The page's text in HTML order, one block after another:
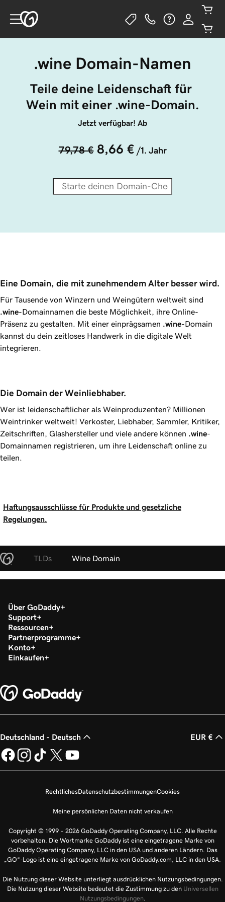
.wine Domain-Namen
Teile deine Leidenschaft für
Wein mit einer .wine-Domain.
Jetzt verfügbar! Ab
79,78 € 8,66 € /1. Jahr
Eine Domain, die mit zunehmendem Alter besser wird.
Für Tausende von Winzern und Weingütern weltweit sind
.wine-Domainnamen die beste Möglichkeit, ihre Online-
Präsenz zu gestalten. Mit einer einprägsamen .wine-Domain
kannst du dein zeitloses Handwerk in die digitale Welt
integrieren.
Die Domain der Weinliebhaber.
Wer ist leidenschaftlicher als Weinproduzenten? Millionen
Weintrinker weltweit! Verkoster, Liebhaber, Sammler, Kritiker,
Zeitschriften, Glashersteller und viele andere können .wine-
Domainnamen registrieren, um ihre Leidenschaft online zu
teilen.
Haftungsausschlüsse für Produkte und gesetzliche
Regelungen.
TLDs Wine Domain
Über GoDaddy
Support
Ressourcen
Partnerprogramme
Konto
Einkaufen
Deutschland - Deutsch EUR €
RechtlichesDatenschutzbestimmungenCookies
Meine persönlichen Daten nicht verkaufen
Copyright © 1999 – 2026 GoDaddy Operating Company, LLC. Alle Rechte
vorbehalten. Die Wortmarke GoDaddy ist eine eingetragene Marke von
GoDaddy Operating Company, LLC in den USA und anderen Ländern. Das
„GO“-Logo ist eine eingetragene Marke von GoDaddy.com, LLC in den USA.
Die Nutzung dieser Website unterliegt ausdrücklichen Nutzungsbedingungen.
Die Nutzung dieser Website bedeutet die Zustimmung zu den Universellen
Nutzungsbedingungen.